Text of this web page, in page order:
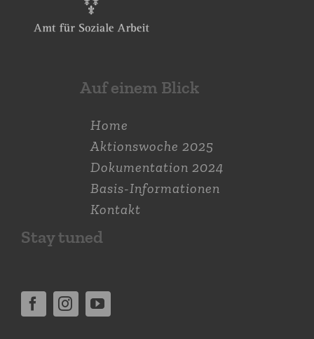
Auf einem Blick
Home
Aktions­woche 2025
Dokumen­tation 2024
Basis-Informationen
Kontakt
Stay tuned